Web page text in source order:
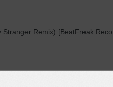
Remix) [BeatFreak